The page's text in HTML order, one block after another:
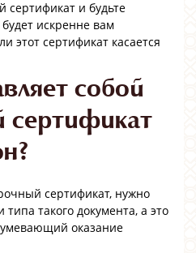
и будьте
искренне вам
этот сертификат касается
собой
сертификат, нужно
типа такого документа, а это
оказание